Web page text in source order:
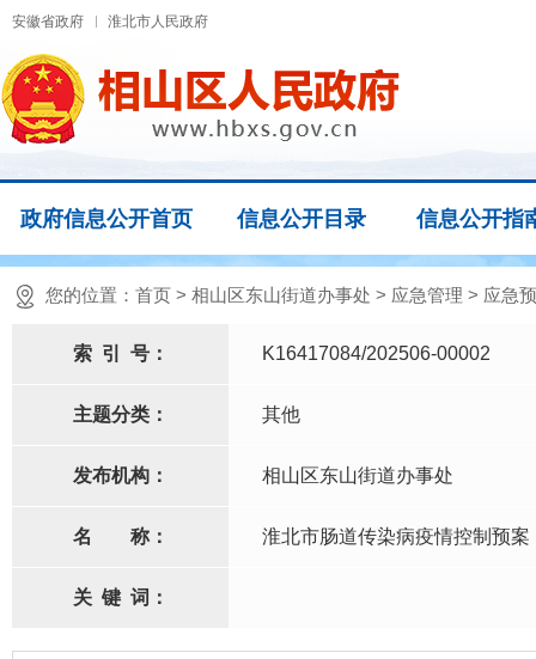
安徽省政府 淮北市人民政府
政府信息公开首页 信息公开目录 信息公开指
您的位置： 首页 > 相山区东山街道办事处 > 应急管理 > 应急
索 引 号： K16417084/202506-00002
主题分类： 其他
发布机构： 相山区东山街道办事处
名 称： 淮北市肠道传染病疫情控制预案
关 键 词：